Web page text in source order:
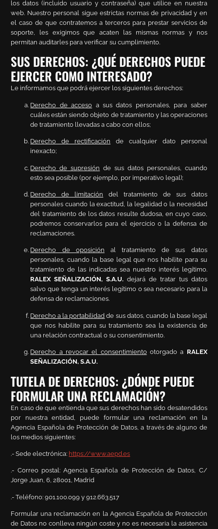
los datos (incluido usuario y contraseña) que utilice en nuestra
web. Nuestro personal sigue estrictas normas de privacidad y en
el caso de que contratemos a terceros para prestar servicios de
soporte, les exigimos que acaten las mismas normas y nos
permitan auditarles para verificar su cumplimiento.
SUS DERECHOS: ¿QUÉ DERECHOS PUEDE
EJERCER COMO INTERESADO?
Le informamos que podrá ejercer los siguientes derechos:
Derecho de acceso a sus datos personales, para saber
cuáles están siendo objeto de tratamiento y las operaciones
de tratamiento llevadas a cabo con ellos;
Derecho de rectificación de cualquier dato personal
inexacto;
Derecho de supresión de sus datos personales, cuando
esto sea posible (por ejemplo, por imperativo legal);
Derecho de limitación del tratamiento de sus datos
personales cuando la exactitud, la legalidad o la necesidad
del tratamiento de los datos resulte dudosa, en cuyo caso,
podremos conservarlos para el ejercicio o la defensa de
reclamaciones.
Derecho de oposición al tratamiento de sus datos
personales, cuando la base legal que nos habilite para su
tratamiento de las indicadas sea nuestro interés legítimo.
RALEX SEÑALIZACIÓN, S.A.U. dejará de tratar tus datos
salvo que tenga un interés legítimo o sea necesario para la
defensa de reclamaciones.
Derecho a la portabilidad de sus datos, cuando la base legal
que nos habilite para su tratamiento sea la existencia de
una relación contractual o su consentimiento.
Derecho a revocar el consentimientootorgado a RALEX
SEÑALIZACIÓN, S.A.U.
TUTELA DE DERECHOS: ¿DÓNDE PUEDE
FORMULAR UNA RECLAMACIÓN?
En caso de que entienda que sus derechos han sido desatendidos
por nuestra entidad, puede formular una reclamación en la
Agencia Española de Protección de Datos, a través de alguno de
los medios siguientes:
.- Sede electrónica: https://www.aepd.es
.- Correo postal: Agencia Española de Protección de Datos, C/
Jorge Juan, 6, 28001, Madrid
.- Teléfono: 901.100.099 y 912.663.517
Formular una reclamación en la Agencia Española de Protección
de Datos no conlleva ningún coste y no es necesaria la asistencia